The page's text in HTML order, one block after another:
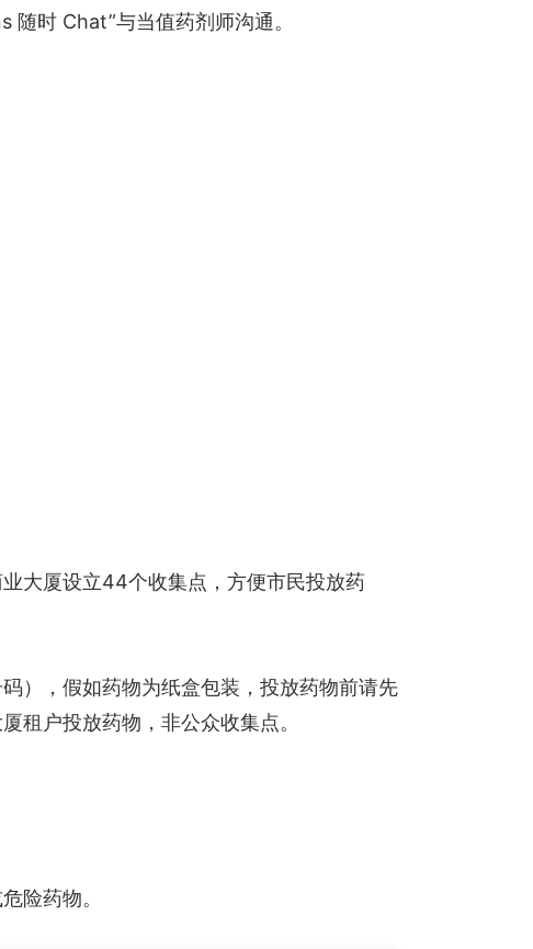
时 Chat”与当值药剂师沟通。
大厦设立44个收集点，方便市民投放药
），假如药物为纸盒包装，投放药物前请先
租户投放药物，非公众收集点。
险药物。